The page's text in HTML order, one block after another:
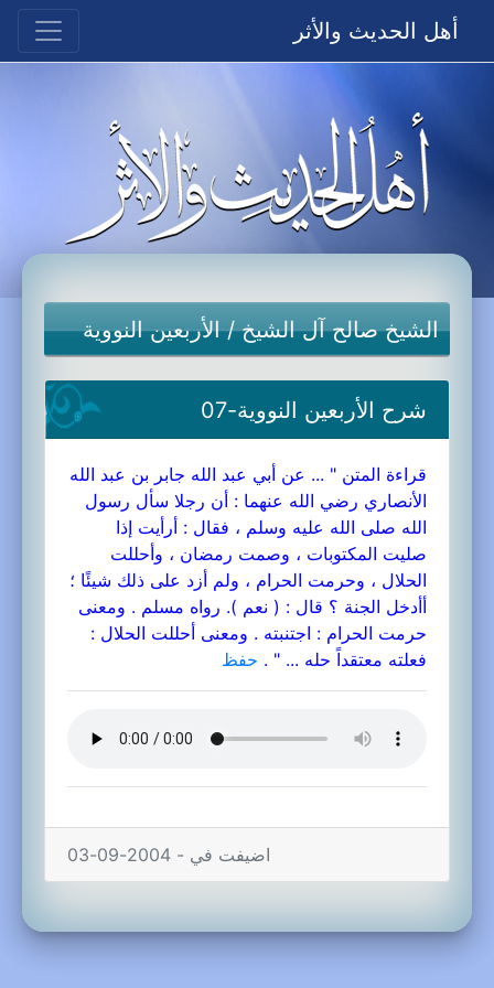
أهل الحديث والأثر
الشيخ صالح آل الشيخ/الأربعين النووية
شرح الأربعين النووية-07
قراءة المتن " ... عن أبي عبد الله جابر بن عبد الله
الأنصاري رضي الله عنهما : أن رجلا سأل رسول
الله صلى الله عليه وسلم ، فقال : أرأيت إذا
صليت المكتوبات ، وصمت رمضان ، وأحللت
الحلال ، وحرمت الحرام ، ولم أزد على ذلك شيئًا ؛
أأدخل الجنة ؟ قال : ( نعم ). رواه مسلم . ومعنى
حرمت الحرام : اجتنبته . ومعنى أحللت الحلال :
فعلته معتقداً حله ... " . حفظ
اضيفت في - 2004-09-03